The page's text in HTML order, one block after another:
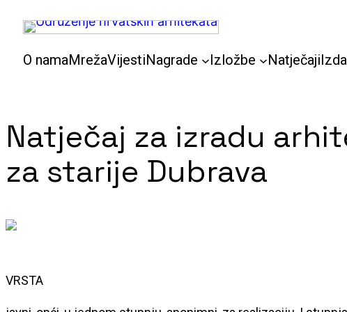
sadržaja
O namaMrežaVijestiNagrade Izložbe Natječaji
Natječaj za izradu
za starije Dubrava
VRSTA